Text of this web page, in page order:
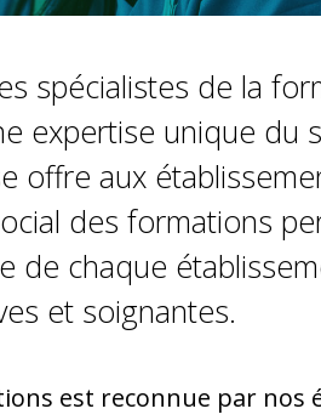
spécialistes de la
expertise unique du
offre aux
des formations
de chaque
et soignantes.
est reconnue par nos